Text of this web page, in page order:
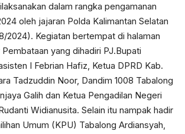
dalam rangka pengamanan
oleh jajaran Polda Kalimantan Selatan
2024). Kegiatan bertempat di halaman
yang dihadiri PJ.Bupati
I Febrian Hafiz, Ketua DPRD Kab.
Tadzuddin Noor, Dandim 1008 Tabalong
Galih dan Ketua Pengadilan Negeri
Widianusita. Selain itu nampak hadir
Umum (KPU) Tabalong Ardiansyah,